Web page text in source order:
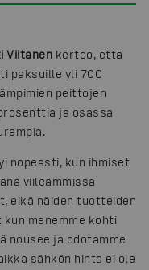
Viitanen kertoo, että
paksuille yli 700
peittojen
ja osassa
nopeasti, kun ihmiset
viileämmissä
eikä näiden tuotteiden
menemme kohti
nousee ja odotamme
sähkön hinta ei ole